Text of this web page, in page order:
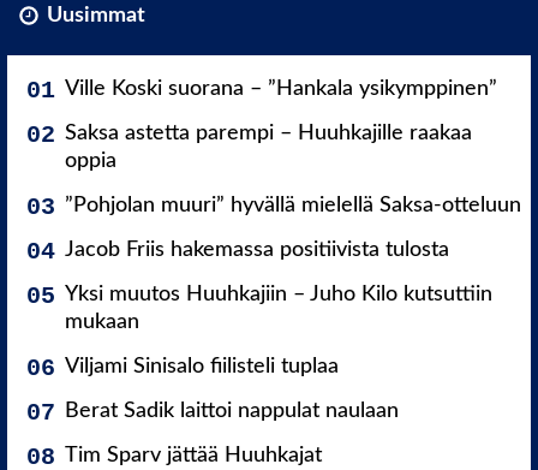
Uusimmat
Ville Koski suorana – ”Hankala ysikymppinen”
Saksa astetta parempi – Huuhkajille raakaa
oppia
”Pohjolan muuri” hyvällä mielellä Saksa-otteluun
Jacob Friis hakemassa positiivista tulosta
Yksi muutos Huuhkajiin – Juho Kilo kutsuttiin
mukaan
Viljami Sinisalo fiilisteli tuplaa
Berat Sadik laittoi nappulat naulaan
Tim Sparv jättää Huuhkajat